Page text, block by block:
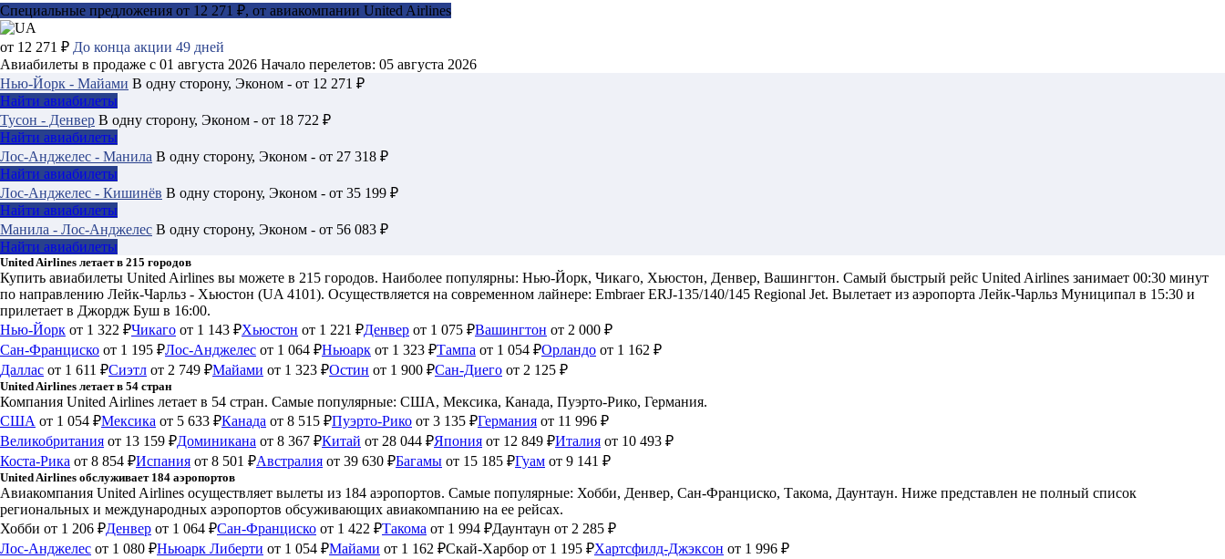
Специальные предложения от 12 271 ₽, от авиакомпании United Airlines
от 12 271 ₽ До конца акции 49 дней
Авиабилеты в продаже с 01 августа 2026 Начало перелетов: 05 августа 2026
Нью-Йорк - Майами В одну сторону, Эконом - от 12 271 ₽
Найти авиабилеты
Тусон - Денвер В одну сторону, Эконом - от 18 722 ₽
Найти авиабилеты
Лос-Анджелес - Манила В одну сторону, Эконом - от 27 318 ₽
Найти авиабилеты
Лос-Анджелес - Кишинёв В одну сторону, Эконом - от 35 199 ₽
Найти авиабилеты
Манила - Лос-Анджелес В одну сторону, Эконом - от 56 083 ₽
Найти авиабилеты
United Airlines летает в 215 городов
Купить авиабилеты United Airlines вы можете в 215 городов. Наиболее популярны: Нью-Йорк, Чикаго, Хьюстон, Денвер, Вашингтон. Самый быстрый рейс United Airlines занимает 00:30 минут
по направлению Лейк-Чарльз - Хьюстон (UA 4101). Осуществляется на современном лайнере: Embraer ERJ-135/140/145 Regional Jet. Вылетает из аэропорта Лейк-Чарльз Муниципал в 15:30 и
прилетает в Джордж Буш в 16:00.
Нью-Йорк от 1 322 ₽Чикаго от 1 143 ₽Хьюстон от 1 221 ₽Денвер от 1 075 ₽Вашингтон от 2 000 ₽
Сан-Франциско от 1 195 ₽Лос-Анджелес от 1 064 ₽Ньюарк от 1 323 ₽Тампа от 1 054 ₽Орландо от 1 162 ₽
Даллас от 1 611 ₽Сиэтл от 2 749 ₽Майами от 1 323 ₽Остин от 1 900 ₽Сан-Диего от 2 125 ₽
United Airlines летает в 54 стран
Компания United Airlines летает в 54 стран. Самые популярные: США, Мексика, Канада, Пуэрто-Рико, Германия.
США от 1 054 ₽Мексика от 5 633 ₽Канада от 8 515 ₽Пуэрто-Рико от 3 135 ₽Германия от 11 996 ₽
Великобритания от 13 159 ₽Доминикана от 8 367 ₽Китай от 28 044 ₽Япония от 12 849 ₽Италия от 10 493 ₽
Коста-Рика от 8 854 ₽Испания от 8 501 ₽Австралия от 39 630 ₽Багамы от 15 185 ₽Гуам от 9 141 ₽
United Airlines обслуживает 184 аэропортов
Авиакомпания United Airlines осуществляет вылеты из 184 аэропортов. Самые популярные: Хобби, Денвер, Сан-Франциско, Такома, Даунтаун. Ниже представлен не полный список
региональных и международных аэропортов обсуживающих авиакомпанию на ее рейсах.
Хобби от 1 206 ₽Денвер от 1 064 ₽Сан-Франциско от 1 422 ₽Такома от 1 994 ₽Даунтаун от 2 285 ₽
Лос-Анджелес от 1 080 ₽Ньюарк Либерти от 1 054 ₽Майами от 1 162 ₽Скай-Харбор от 1 195 ₽Хартсфилд-Джэксон от 1 996 ₽